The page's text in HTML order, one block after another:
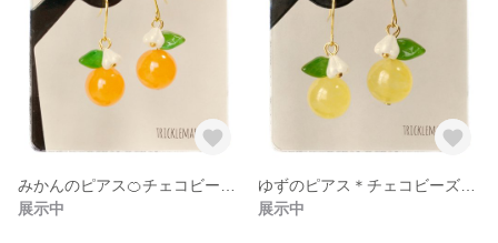
展示中
展示中